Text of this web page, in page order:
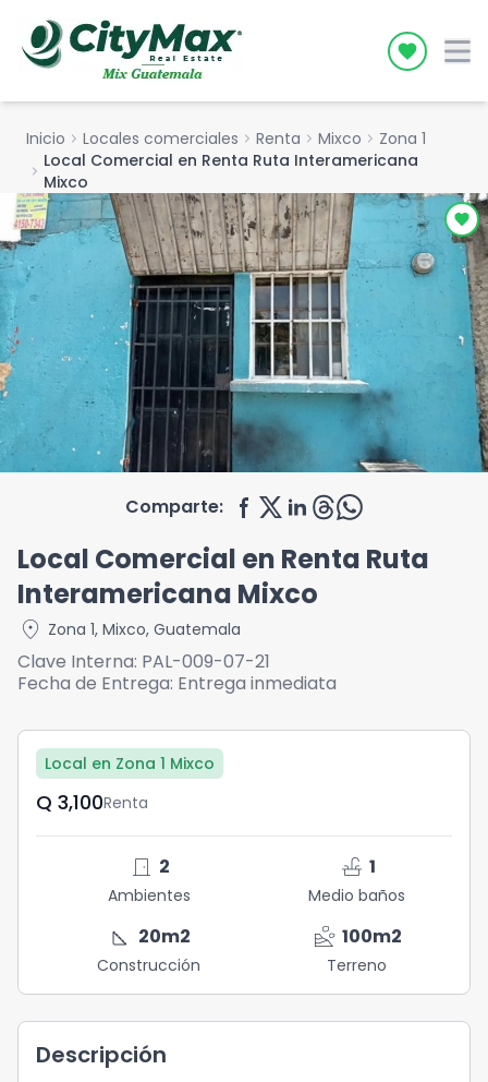
Icon
Inicio chevron_right Locales comerciales chevron_right Renta chevron_right Mixco chevron_right Zona 1
chevron_right Local Comercial en Renta Ruta Interamericana
Mixco
Comparte:
Local Comercial en Renta Ruta
Interamericana Mixco
location_on Zona 1, Mixco, Guatemala
Clave Interna: PAL-009-07-21
Fecha de Entrega: Entrega inmediata
Local en Zona 1 Mixco
Q	3,100Renta
door_front 2
Ambientes
faucet 1
Medio baños
square_foot 20m2
Construcción
landslide 100m2
Terreno
Descripción